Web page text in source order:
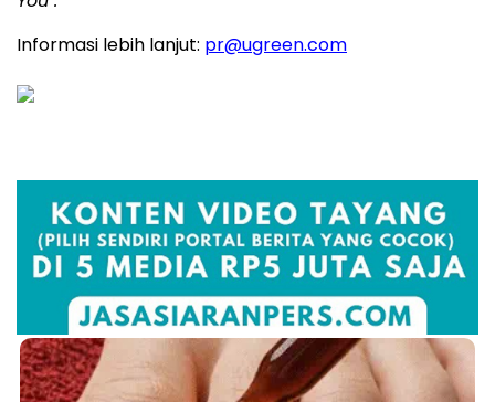
Informasi lebih lanjut: pr@ugreen.com